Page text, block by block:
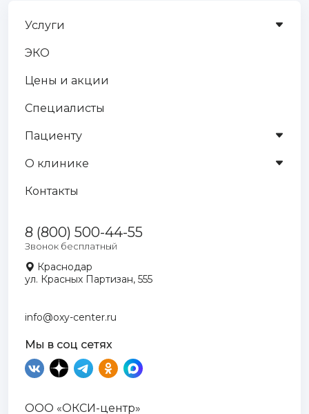
Услуги
ЭКО
Цены и акции
Специалисты
Пациенту
О клинике
Контакты
8 (800) 500-44-55
Звонок бесплатный
Краснодар
ул. Красных Партизан, 555
info@oxy-center.ru
Мы в соц сетях
ООО «ОКСИ-центр»